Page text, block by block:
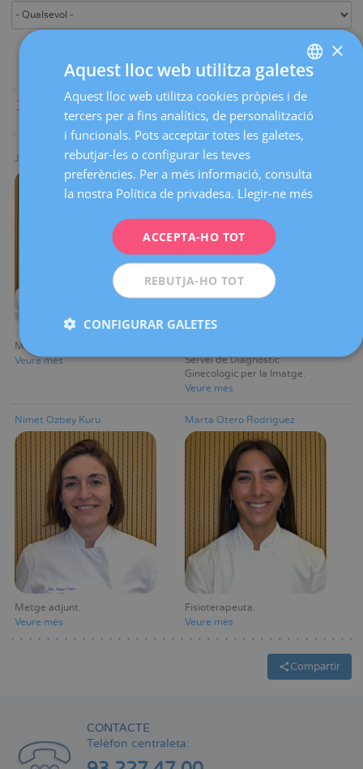
Tothom | A|B| C|D|E|F|G| H|I|J| K|L|M | N|
Q |R| S|T |U|V|W|X|Y|Z
Jesica L. Obercie
Metge adjunt
Veure mès
Maria L. Ortiz Rondon
Servei de Diagnòstic
Ginecològic per la Imatge
Veure mès
Nimet Ozbey Kuru
Metge adjunt
Veure mès
Marta Otero Rodríguez
Fisioterapeuta
Veure mès
Compartir
CONTACTE
Telèfon centraleta:
SPANISH
CATALÀ
FRENCH
×
Aquest lloc web utilitza galetes
Aquest lloc web utilitza cookies pròpies i de
tercers per a fins analítics, de personalització
i funcionals. Pots acceptar totes les galetes,
rebutjar-les o configurar les teves
preferències. Per a més informació, consulta
la nostra Política de privadesa. Llegir-ne més
ACCEPTA-HO TOT
REBUTJA-HO TOT
CONFIGURAR GALETES